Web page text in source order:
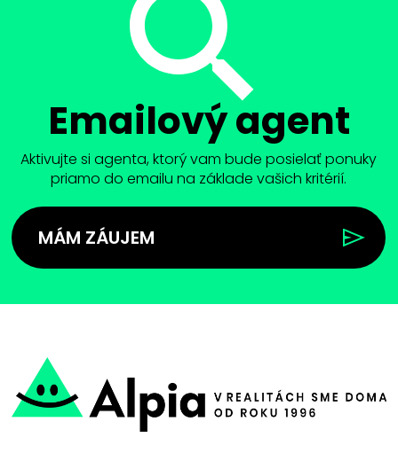
Emailový agent
Aktivujte si agenta, ktorý vam bude posielať ponuky
priamo do emailu na základe vašich kritérií.
MÁM ZÁUJEM